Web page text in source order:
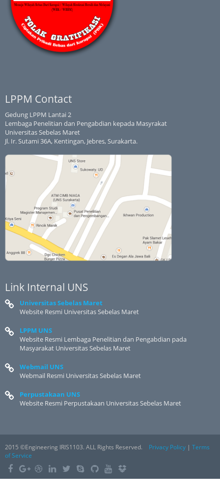
LPPM Contact
Gedung LPPM Lantai 2
Lembaga Penelitian dan Pengabdian kepada Masyrakat
Universitas Sebelas Maret
Jl. Ir. Sutami 36A, Kentingan, Jebres, Surakarta.
Link Internal UNS
Universitas Sebelas Maret
Website Resmi Universitas Sebelas Maret
LPPM UNS
Website Resmi Lembaga Penelitian dan Pengabdian pada
Masyarakat Universitas Sebelas Maret
Webmail UNS
Webmail Resmi Universitas Sebelas Maret
Perpustakaan UNS
Website Resmi Perpustakaan Universitas Sebelas Maret
2015 ©Engineering IRIS1103. ALL Rights Reserved. Privacy Policy | Terms
of Service